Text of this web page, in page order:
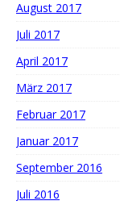
August 2017
Juli 2017
April 2017
März 2017
Februar 2017
Januar 2017
September 2016
Juli 2016